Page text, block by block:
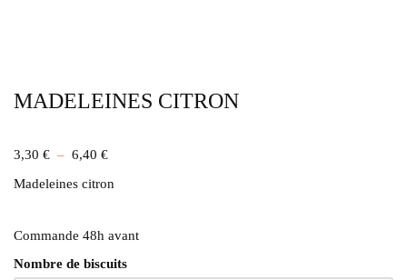
MADELEINES CITRON
3,30 € – 6,40 €
Madeleines citron
Commande 48h avant
Nombre de biscuits